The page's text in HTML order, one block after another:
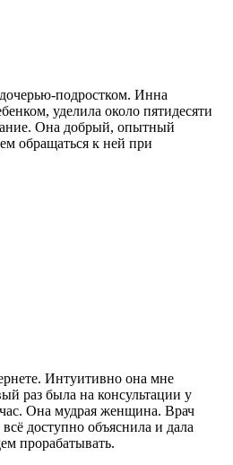
подростком. Инна
уделила около пятидесяти
Она добрый, опытный
обращаться к ней при
Интуитивно она мне
раз была на консультации у
Она мудрая женщина. Врач
доступно объяснила и дала
прорабатывать.